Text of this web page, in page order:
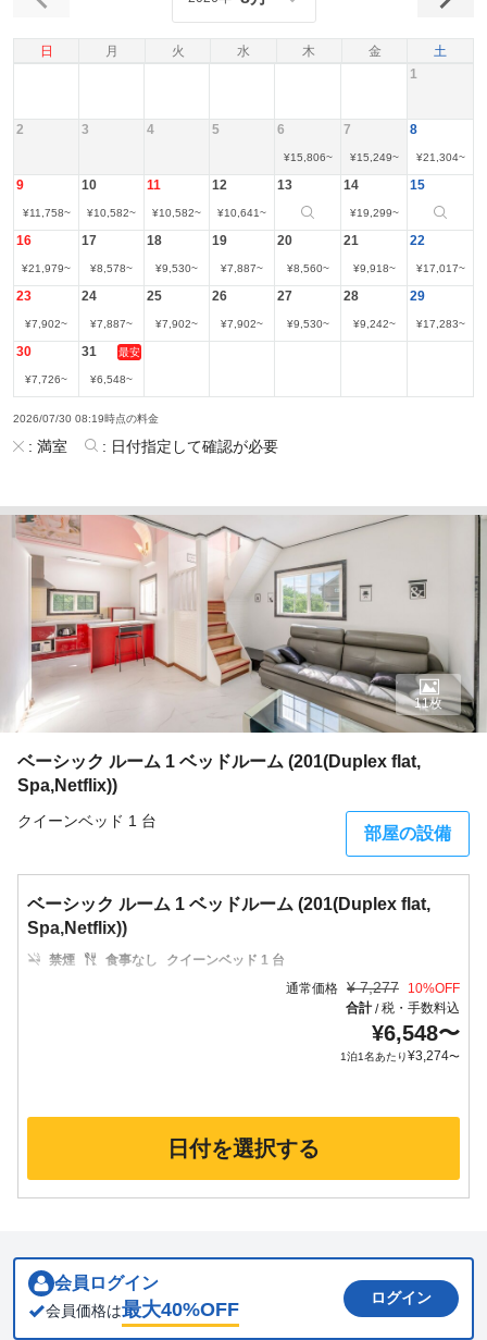
日 月 火 水 木 金 土
1
2 3 4 5 6
¥15,806~
7
¥15,249~
8
¥21,304~
9
¥11,758~
10
¥10,582~
11
¥10,582~
12
¥10,641~
13 14
¥19,299~
15
16
¥21,979~
17
¥8,578~
18
¥9,530~
19
¥7,887~
20
¥8,560~
21
¥9,918~
22
¥17,017~
23
¥7,902~
24
¥7,887~
25
¥7,902~
26
¥7,902~
27
¥9,530~
28
¥9,242~
29
¥17,283~
30
¥7,726~
31 最安
¥6,548~
2026/07/30 08:19時点の料金
: 満室 : 日付指定して確認が必要
ベーシック ルーム 1 ベッドルーム (201(Duplex flat,
Spa,Netflix))
クイーンベッド 1 台
部屋の設備
11枚
ベーシック ルーム 1 ベッドルーム (201(Duplex flat,
Spa,Netflix))
禁煙 食事なし
クイーンベッド 1 台
通常価格 ¥ 7,277 10%OFF
合計/税・手数料込
¥6,548〜
1泊1名あたり¥3,274〜
日付を選択する
会員ログイン
会員価格は最大40%OFF
ログイン